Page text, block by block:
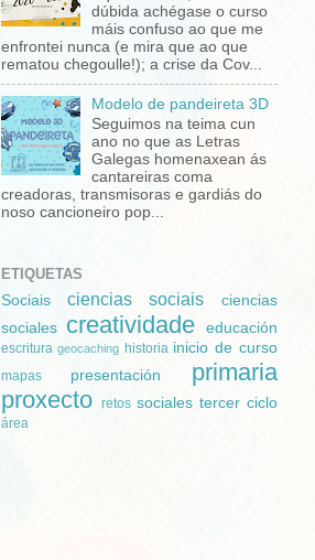
dúbida achégase o curso
máis confuso ao que me
enfrontei nunca (e mira que ao que
rematou chegoulle!); a crise da Cov...
Modelo de pandeireta 3D
Seguimos na teima cun
ano no que as Letras
Galegas homenaxean ás
cantareiras coma
creadoras, transmisoras e gardiás do
noso cancioneiro pop...
ETIQUETAS
Sociais
ciencias sociais
ciencias
sociales
creatividade educación
escritura geocaching historia inicio de curso
mapas presentación
primaria
proxecto
retos sociales tercer ciclo
área